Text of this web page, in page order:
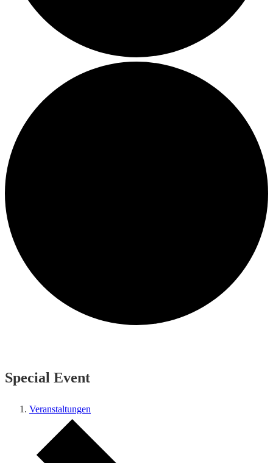
Special Event
Veranstaltungen